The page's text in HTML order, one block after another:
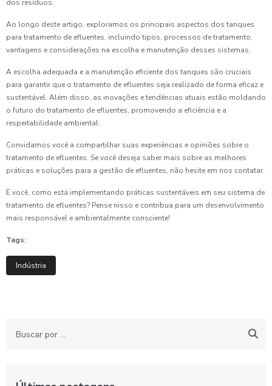
dos resíduos.
Ao longo deste artigo, exploramos os principais aspectos dos tanques
para tratamento de efluentes, incluindo tipos, processos de tratamento,
vantagens e considerações na escolha e manutenção desses sistemas.
A escolha adequada e a manutenção eficiente dos tanques são cruciais
para garantir que o tratamento de efluentes seja realizado de forma eficaz e
sustentável. Além disso, as inovações e tendências atuais estão moldando
o futuro do tratamento de efluentes, promovendo a eficiência e a
respeitabilidade ambiental.
Convidamos você a compartilhar suas experiências e opiniões sobre o
tratamento de efluentes. Se você deseja saber mais sobre as melhores
práticas e soluções para a gestão de efluentes, não hesite em nos contatar.
E você, como está implementando práticas sustentáveis em seu sistema de
tratamento de efluentes? Pense nisso e contribua para um desenvolvimento
mais responsável e ambientalmente consciente!
Tags:
Indústria